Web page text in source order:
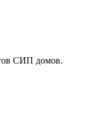
СИП домов.